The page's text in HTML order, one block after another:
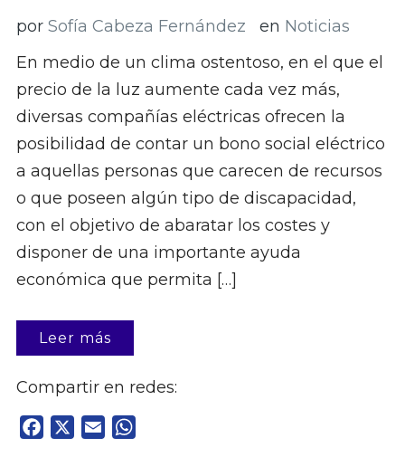
por Sofía Cabeza Fernández en Noticias
En medio de un clima ostentoso, en el que el
precio de la luz aumente cada vez más,
diversas compañías eléctricas ofrecen la
posibilidad de contar un bono social eléctrico
a aquellas personas que carecen de recursos
o que poseen algún tipo de discapacidad,
con el objetivo de abaratar los costes y
disponer de una importante ayuda
económica que permita […]
Leer más
Compartir en redes:
Facebook Email